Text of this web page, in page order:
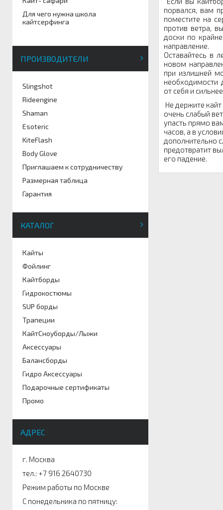
Для чего нужна школа
кайтсерфинга
ПРОИЗВОДИТЕЛИ
Slingshot
Rideengine
Shaman
Esoteric
KiteFlash
Body Glove
Приглашаем к сотрудничеству
Размерная таблица
Гарантия
КАТАЛОГ
Кайты
Фойлинг
Кайтборды
Гидрокостюмы
SUP борды
Трапеции
КайтСноуборды/Лыжи
Аксессуары
Балансборды
Гидро Аксессуары
Подарочные сертификаты
Промо
АДРЕС
г. Москва
тел.: +7 916 2640730
Режим работы по Москве
С понедельника по пятницу:
порвался, вам
поместите на
против ветра,
доски по
направление.
Оставайтесь в
новом
при излишней
необходимости
от себя и
Не держите
очень слабый
упасть прямо
часов, а в
дополнительно
предотвратит
его падение.